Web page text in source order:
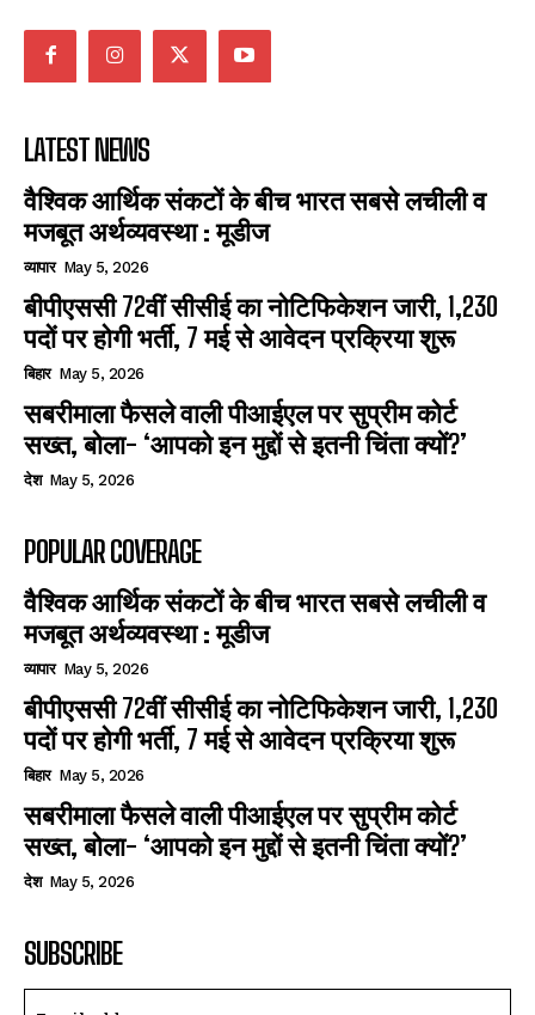
LATEST NEWS
वैश्विक आर्थिक संकटों के बीच भारत सबसे लचीली व
मजबूत अर्थव्यवस्था : मूडीज
व्यापार May 5, 2026
बीपीएससी 72वीं सीसीई का नोटिफिकेशन जारी, 1,230
पदों पर होगी भर्ती, 7 मई से आवेदन प्रक्रिया शुरू
बिहार May 5, 2026
सबरीमाला फैसले वाली पीआईएल पर सुप्रीम कोर्ट
सख्त, बोला- ‘आपको इन मुद्दों से इतनी चिंता क्यों?’
देश May 5, 2026
POPULAR COVERAGE
वैश्विक आर्थिक संकटों के बीच भारत सबसे लचीली व
मजबूत अर्थव्यवस्था : मूडीज
व्यापार May 5, 2026
बीपीएससी 72वीं सीसीई का नोटिफिकेशन जारी, 1,230
पदों पर होगी भर्ती, 7 मई से आवेदन प्रक्रिया शुरू
बिहार May 5, 2026
सबरीमाला फैसले वाली पीआईएल पर सुप्रीम कोर्ट
सख्त, बोला- ‘आपको इन मुद्दों से इतनी चिंता क्यों?’
देश May 5, 2026
SUBSCRIBE